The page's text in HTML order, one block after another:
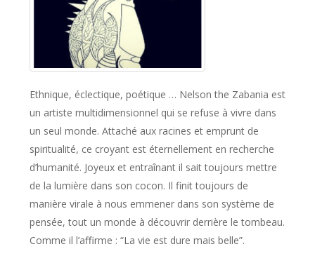
Ethnique, éclectique, poétique … Nelson the Zabania est
un artiste multidimensionnel qui se refuse à vivre dans
un seul monde. Attaché aux racines et emprunt de
spiritualité, ce croyant est éternellement en recherche
d’humanité. Joyeux et entraînant il sait toujours mettre
de la lumière dans son cocon. Il finit toujours de
manière virale à nous emmener dans son système de
pensée, tout un monde à découvrir derrière le tombeau.
Comme il l’affirme : “La vie est dure mais belle”.